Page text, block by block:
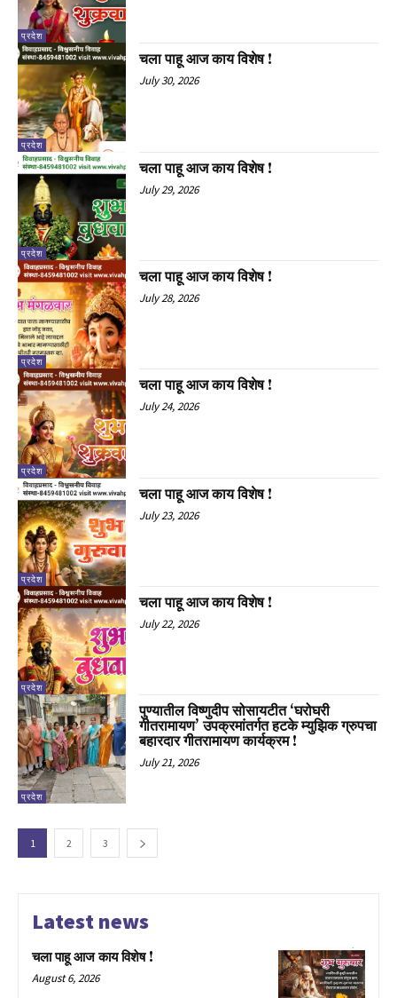
प्रदेश
प्रदेश
चला पाहू आज काय विशेष !
July 30, 2026
प्रदेश
चला पाहू आज काय विशेष !
July 29, 2026
प्रदेश
चला पाहू आज काय विशेष !
July 28, 2026
प्रदेश
चला पाहू आज काय विशेष !
July 24, 2026
प्रदेश
चला पाहू आज काय विशेष !
July 23, 2026
प्रदेश
चला पाहू आज काय विशेष !
July 22, 2026
प्रदेश
पुण्यातील विष्णुदीप सोसायटीत ‘घरोघरी
गीतरामायण’ उपक्रमांतर्गत हटके म्युझिक ग्रुपचा
बहारदार गीतरामायण कार्यक्रम !
July 21, 2026
1 2 3
Latest news
चला पाहू आज काय विशेष !
August 6, 2026